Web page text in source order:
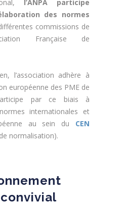
l’ANPA participe
des normes
commissions de
Française de
l’association adhère à
européenne des PME de
par ce biais à
internationales et
au sein du CEN
normalisation).